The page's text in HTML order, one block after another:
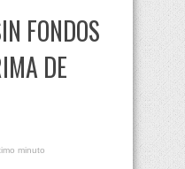
FONDOS
DE
minuto